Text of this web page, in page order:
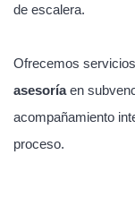
de escalera.
Ofrecemos
asesoríaen
acompañamiento
proceso.